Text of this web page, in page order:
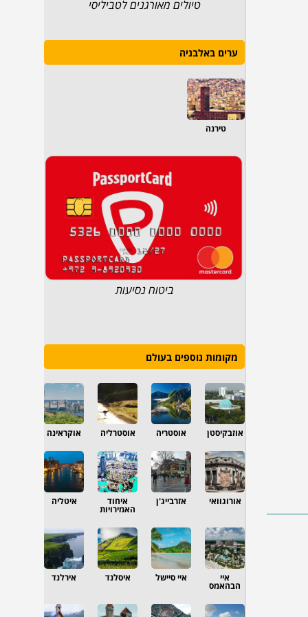
טיולים מאורגנים לטביליסי
ערים באלבניה
טירנה
ביטוח נסיעות
מקומות נוספים בעולם
אוזבקיסטן אוסטריה אוסטרליה אוקראינה
אורוגוואי אזרבייג'ן איחוד
האמירויות
איטליה
איי
הבהאמס
איי סיישל איסלנד אירלנד